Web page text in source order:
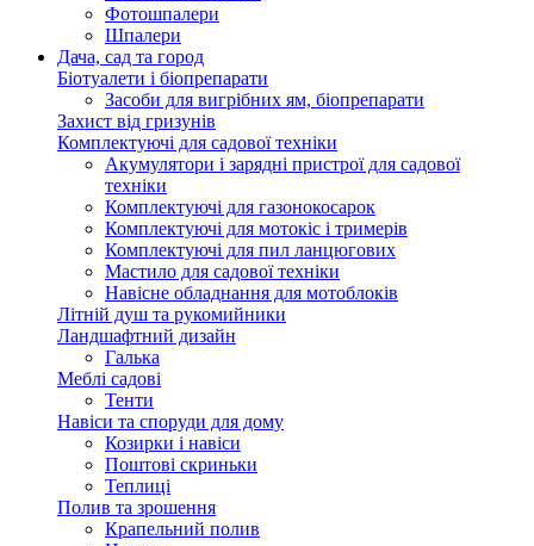
Фотошпалери
Шпалери
Дача, сад та город
Біотуалети і біопрепарати
Засоби для вигрібних ям, біопрепарати
Захист від гризунів
Комплектуючі для садової техніки
Акумулятори і зарядні пристрої для садової
техніки
Комплектуючі для газонокосарок
Комплектуючі для мотокіс і тримерів
Комплектуючі для пил ланцюгових
Мастило для садової техніки
Навісне обладнання для мотоблоків
Літній душ та рукомийники
Ландшафтний дизайн
Галька
Меблі садові
Тенти
Навіси та споруди для дому
Козирки і навіси
Поштові скриньки
Теплиці
Полив та зрошення
Крапельний полив